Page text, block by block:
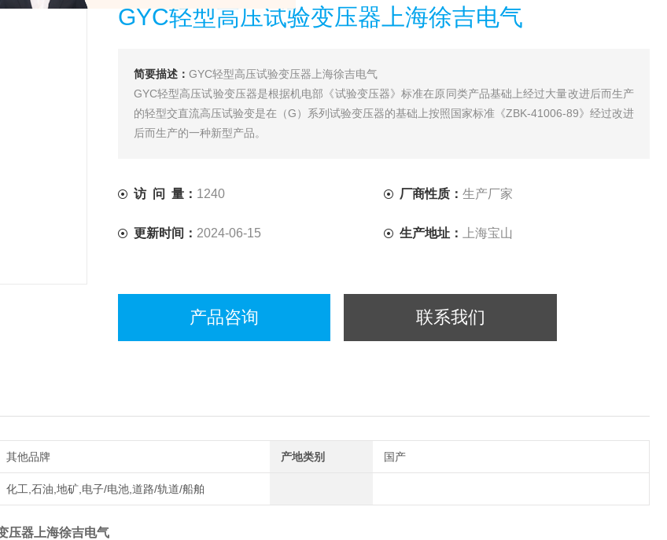
GYC轻型高压试验变压器上海徐吉电气
简要描述： GYC轻型高压试验变压器上海徐吉电气
GYC轻型高压试验变压器是根据机电部《试验变压器》标准在原同类产品基础上经过大量改进后而生产
的轻型交直流高压试验变是在（G）系列试验变压器的基础上按照国家标准《ZBK-41006-89》经过改进
后而生产的一种新型产品。
访 问 量： 1240 厂商性质： 生产厂家
更新时间： 2024-06-15 生产地址： 上海宝山
产品咨询 联系我们
其他品牌 产地类别 国产
化工,石油,地矿,电子/电池,道路/轨道/船舶
压器上海徐吉电气